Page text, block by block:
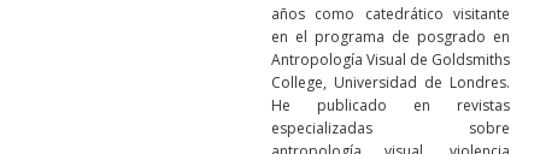
años como catedrático visitante
en el programa de posgrado en
Antropología Visual de Goldsmiths
College, Universidad de Londres.
He publicado en revistas
especializadas sobre